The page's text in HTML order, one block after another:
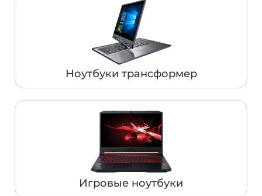
Ноутбуки трансформер
Игровые ноутбуки